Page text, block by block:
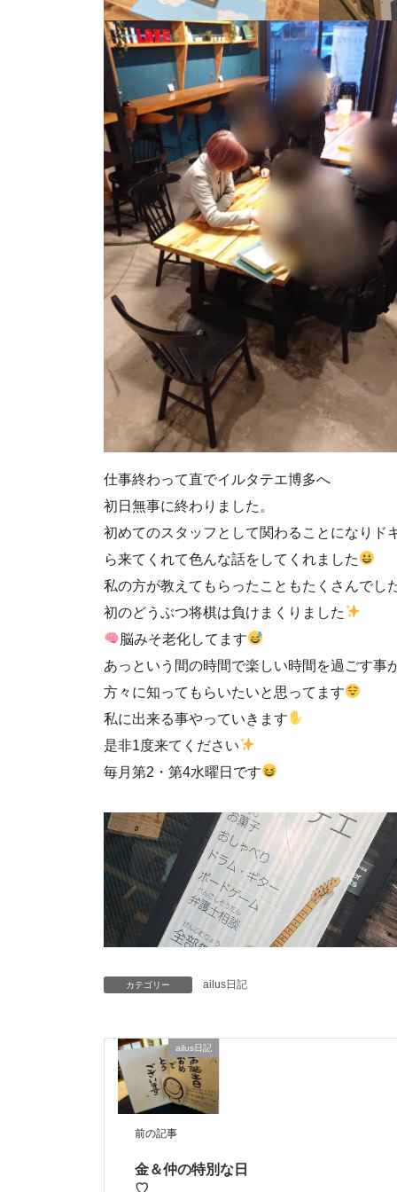
仕事終わって直でイルタテエ博多へ
初日無事に終わりました。
初めてのスタッフとして関わることになりド
ら来てくれて色んな話をしてくれました
私の方が教えてもらったこともたくさんでし
初のどうぶつ将棋は負けまくりました
脳みそ老化してます
あっという間の時間で楽しい時間を過ごす事
方々に知ってもらいたいと思ってます
私に出来る事やっていきます
是非1度来てください
毎月第2・第4水曜日です
カテゴリー ailus日記
ailus日記
前の記事
金＆仲の特別な日
♡